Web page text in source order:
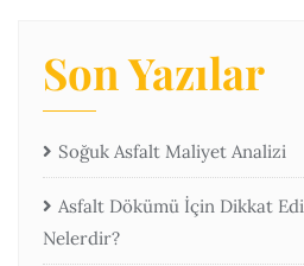
Son Yazılar
Soğuk Asfalt Maliyet Analizi
Asfalt Dökümü İçin Dikkat
Nelerdir?